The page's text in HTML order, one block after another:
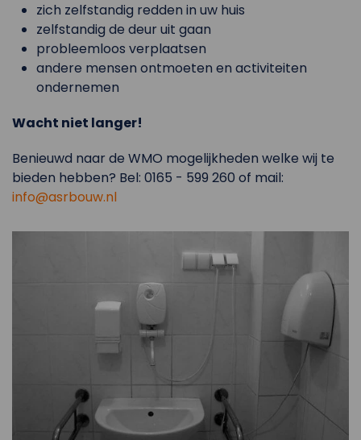
zich zelfstandig redden in uw huis
zelfstandig de deur uit gaan
probleemloos verplaatsen
andere mensen ontmoeten en activiteiten
ondernemen
Wacht niet langer!
Benieuwd naar de WMO mogelijkheden welke wij te
bieden hebben? Bel: 0165 - 599 260 of mail:
info@asrbouw.nl